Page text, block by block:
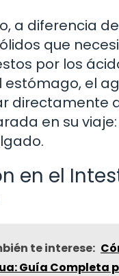
a diferencia
que
por los
estómago, el
directamente
en su
en el
te interese:
Guía Completa